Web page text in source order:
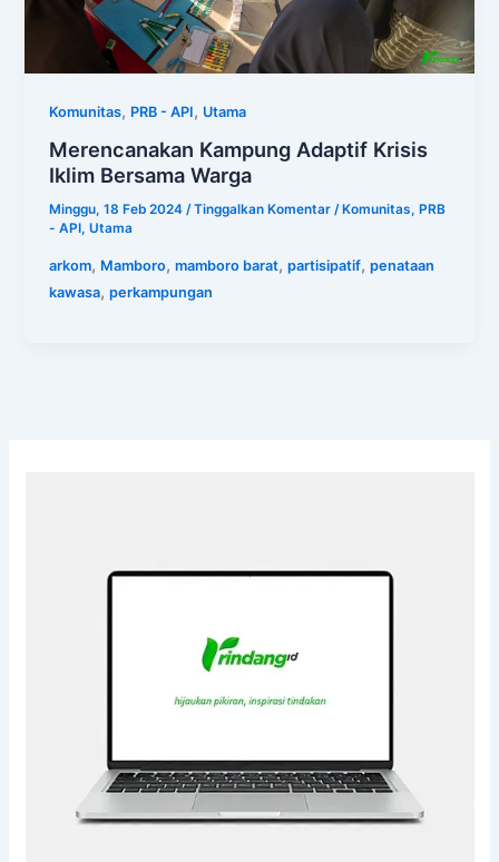
Komunitas, PRB - API, Utama
Merencanakan Kampung Adaptif Krisis
Iklim Bersama Warga
Minggu, 18 Feb 2024/Tinggalkan Komentar / Komunitas, PRB
- API,Utama
arkom, Mamboro,mamboro barat,partisipatif,penataan
kawasa,perkampungan